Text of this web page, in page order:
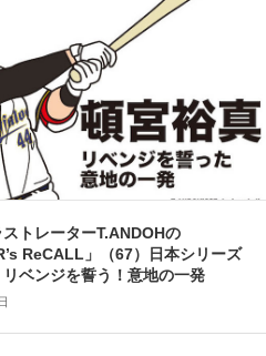
トレーターT.ANDOHの
ReCALL」（67）日本シリーズ
リベンジを誓う！意地の一発